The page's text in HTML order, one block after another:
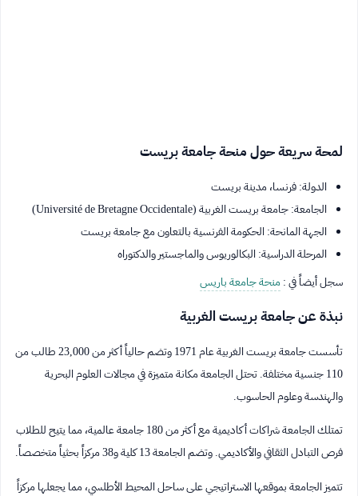
لمحة سريعة حول منحة جامعة بريست
الدولة: فرنسا، مدينة بريست
الجامعة: جامعة بريست الغربية (Université de Bretagne Occidentale)
الجهة المانحة: الحكومة الفرنسية بالتعاون مع جامعة بريست
المرحلة الدراسية: البكالوريوس والماجستير والدكتوراه
سجل أيضاً في :منحة جامعة باريس
نبذة عن جامعة بريست الغربية
تأسست جامعة بريست الغربية عام 1971 وتضم حالياً أكثر من 23,000 طالب من
110 جنسية مختلفة. تحتل الجامعة مكانة متميزة في مجالات العلوم البحرية
والهندسة وعلوم الحاسوب.
تمتلك الجامعة شراكات أكاديمية مع أكثر من 180 جامعة عالمية، مما يتيح للطلاب
فرص التبادل الثقافي والأكاديمي. وتضم الجامعة 13 كلية و38 مركزاً بحثياً متخصصاً.
تتميز الجامعة بموقعها الاستراتيجي على ساحل المحيط الأطلسي، مما يجعلها مركزاً